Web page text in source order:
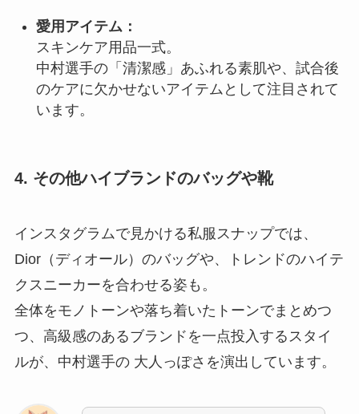
愛用アイテム：
スキンケア用品一式。
中村選手の「清潔感」あふれる素肌や、試合後
のケアに欠かせないアイテムとして注目されて
います。
4. その他ハイブランドのバッグや靴
インスタグラムで見かける私服スナップでは、
Dior（ディオール）のバッグや、トレンドのハイテ
クスニーカーを合わせる姿も。
全体をモノトーンや落ち着いたトーンでまとめつ
つ、高級感のあるブランドを一点投入するスタイ
ルが、中村選手の 大人っぽさを演出しています。